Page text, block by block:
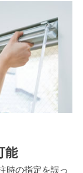
能
時の指定を誤っ